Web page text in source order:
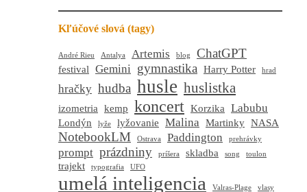
Kľúčové slová (tagy)
André Rieu Antalya Artemis blog ChatGPT
festival Gemini gymnastika Harry Potter hrad
hračky hudba husle huslistka
izometria kemp koncert Korzika Labubu
Londýn lyže lyžovanie Malina Martinky NASA
NotebookLM Ostrava Paddington prehrávky
prompt prázdniny príšera skladba song toulon
trajekt typografia UFO
umelá inteligencia Valras-Plage vlasy